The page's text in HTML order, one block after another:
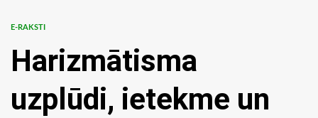
E-RAKSTI
Harizmātisma
uzplūdi, ietekme un